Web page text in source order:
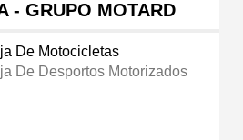
- GRUPO MOTARD
De Motocicletas
De Desportos Motorizados